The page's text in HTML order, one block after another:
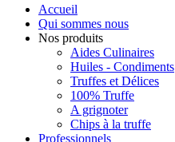
Accueil
Qui sommes nous
Nos produits
Aides Culinaires
Huiles - Condiments
Truffes et Délices
100% Truffe
A grignoter
Chips à la truffe
Professionnels